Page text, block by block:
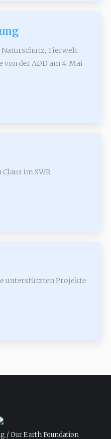
Tierwelt
der ADD am 4. Mai
im SWR
unterstützten Projekte
/ Our Earth Foundation